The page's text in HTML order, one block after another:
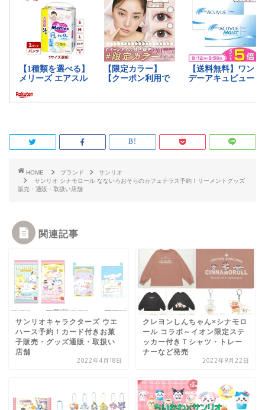
HOME ブランド
サンリオ
サンリオ シナモロール なないろおそらのカフェテラス予約！リーメントグッズ
販売・通販・取扱い店舗
関連記事
サンリオキャラクターズ ウエ
ハース予約！カード付きお菓
子販売・グッズ通販・取扱い
店舗
2022年4月18日
クレヨンしんちゃん×シナモロ
ール コラボ～イオン限定ステ
ッカー付きＴシャツ・トレー
ナーなど発売
2022年9月22日